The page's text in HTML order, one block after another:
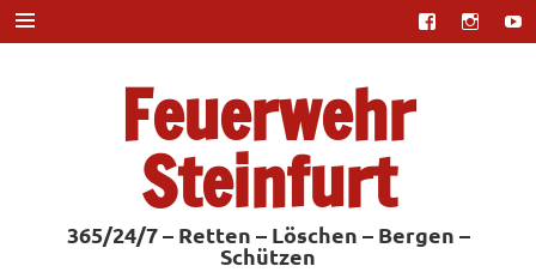
Zum
Inhalt
springen
Feuerwehr
Steinfurt
365/24/7 – Retten – Löschen – Bergen –
Schützen